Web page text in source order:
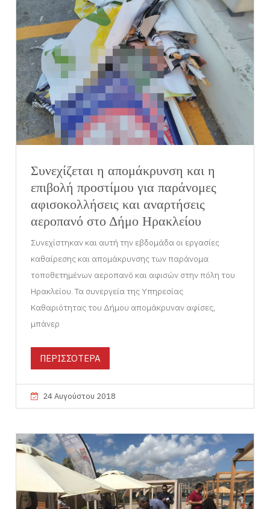
Συνεχίζεται η απομάκρυνση και η
επιβολή προστίμου για παράνομες
αφισοκολλήσεις και αναρτήσεις
αεροπανό στο Δήμο Ηρακλείου
Συνεχίστηκαν και αυτή την εβδομάδα οι εργασίες
καθαίρεσης και απομάκρυνσης των παράνομα
τοποθετημένων αεροπανό και αφισών στην πόλη του
Ηρακλείου. Τα συνεργεία της Υπηρεσίας
Καθαριότητας του Δήμου απομάκρυναν αφίσες,
μπάνερ
ΠΕΡΙΣΣΟΤΕΡΑ
24 Αυγούστου 2018